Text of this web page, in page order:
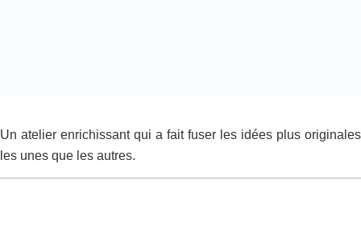
Un atelier enrichissant qui a fait fuser les idées plus originales
les unes que les autres.